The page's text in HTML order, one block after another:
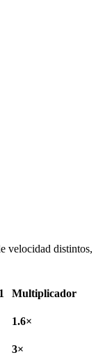
velocidad distintos,
Multiplicador
1.6×
3×